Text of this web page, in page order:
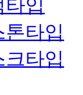
입
타입
타입